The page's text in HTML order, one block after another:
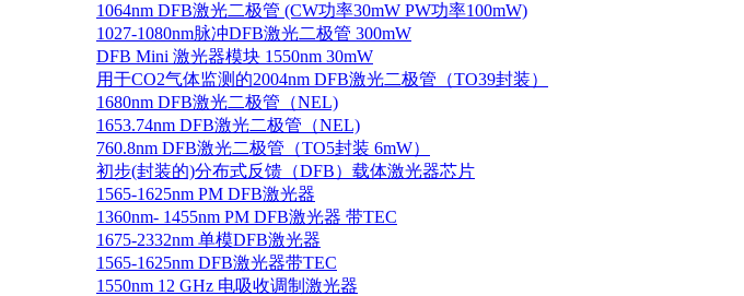
1064nm DFB激光二极管 (CW功率30mW PW功率100mW)
1027-1080nm脉冲DFB激光二极管 300mW
DFB Mini 激光器模块 1550nm 30mW
用于CO2气体监测的2004nm DFB激光二极管（TO39封装）
1680nm DFB激光二极管（NEL)
1653.74nm DFB激光二极管（NEL)
760.8nm DFB激光二极管（TO5封装 6mW）
初步(封装的)分布式反馈（DFB）载体激光器芯片
1565-1625nm PM DFB激光器
1360nm- 1455nm PM DFB激光器 带TEC
1675-2332nm 单模DFB激光器
1565-1625nm DFB激光器带TEC
1550nm 12 GHz 电吸收调制激光器